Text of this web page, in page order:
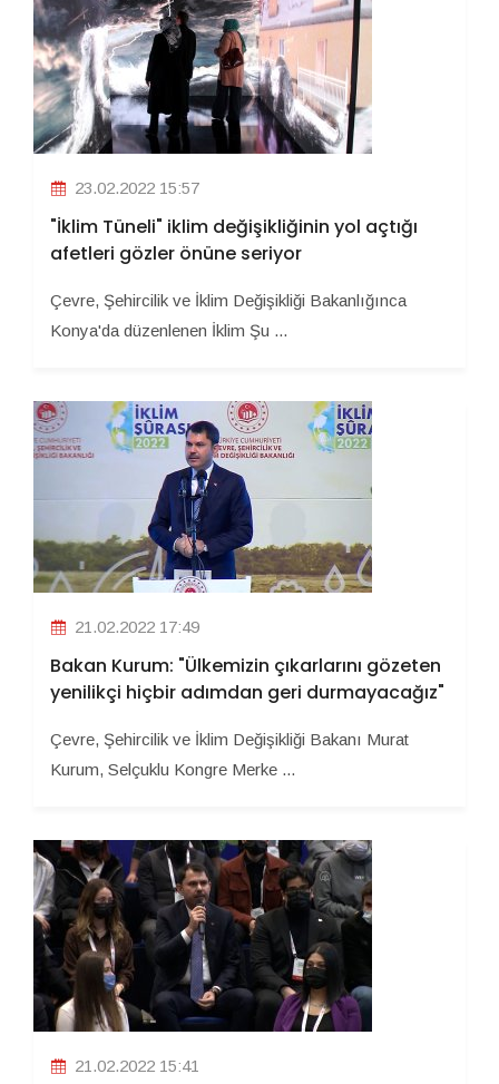
23.02.2022 15:57
"İklim Tüneli" iklim değişikliğinin yol açtığı
afetleri gözler önüne seriyor
Çevre, Şehircilik ve İklim Değişikliği Bakanlığınca
Konya'da düzenlenen İklim Şu ...
21.02.2022 17:49
Bakan Kurum: "Ülkemizin çıkarlarını gözeten
yenilikçi hiçbir adımdan geri durmayacağız"
Çevre, Şehircilik ve İklim Değişikliği Bakanı Murat
Kurum, Selçuklu Kongre Merke ...
21.02.2022 15:41